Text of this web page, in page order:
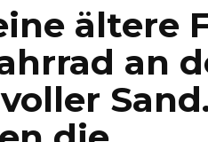
ältere
an